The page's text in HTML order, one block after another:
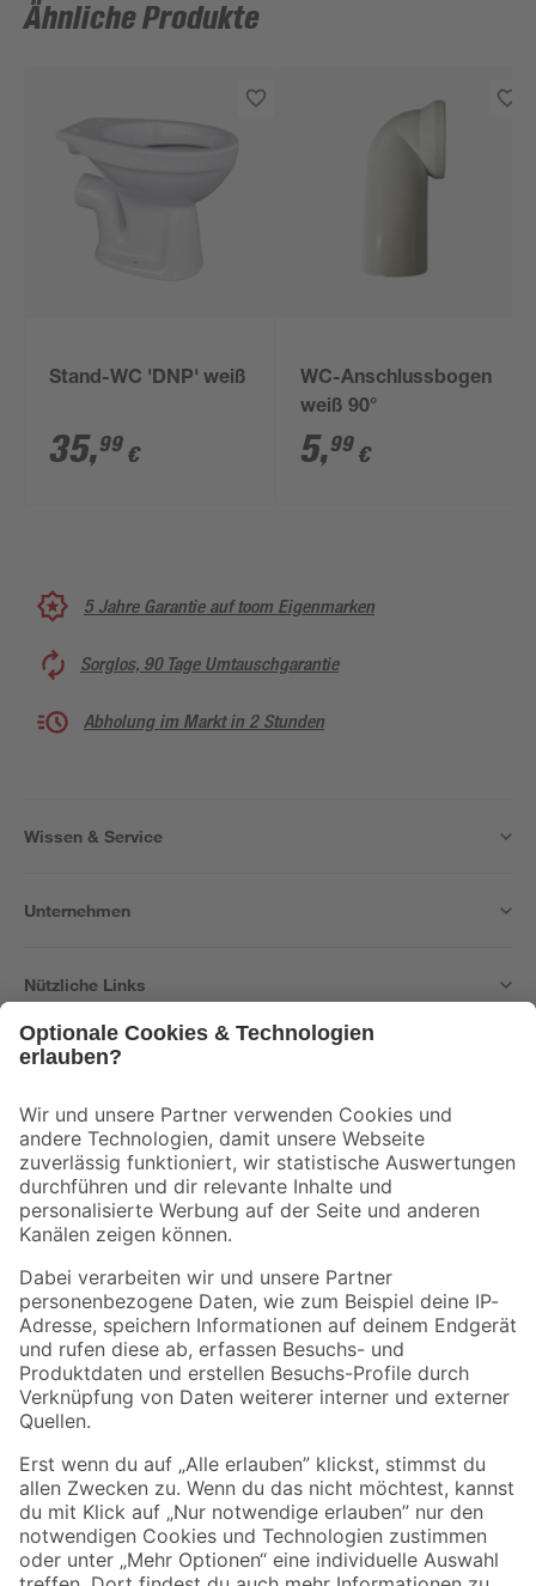
Ähnliche Produkte
Stand-WC 'DNP' weiß
35,99 €
WC-Anschlussbogen
weiß 90°
5,99 €
5 Jahre Garantie auf toom Eigenmarken
Sorglos, 90 Tage Umtauschgarantie
Abholung im Markt in 2 Stunden
Wissen & Service
Unternehmen
Nützliche Links
Der toom Newsletter: Keine Angebote und Aktionen mehr verpassen!
Zur Newsletter Anmeldung
Folge uns
Zahlungsarten Versandarten
Sicher einkaufen
Jetzt die toom-App herunterladen